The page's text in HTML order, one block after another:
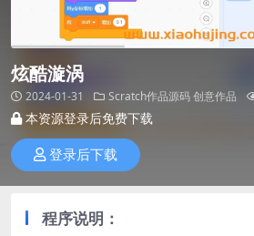
炫酷漩涡
2024-01-31 Scratch作品源码创意作品
本资源登录后免费下载
登录后下载
程序说明 ：